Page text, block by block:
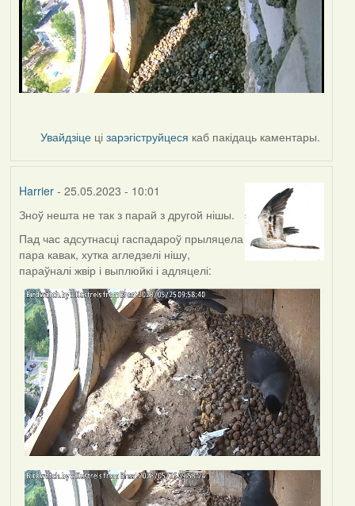
Увайдзіце цізарэгіструйцеся каб пакідаць каментары.
Harrier- 25.05.2023 - 10:01
Зноў нешта не так з парай з другой нішы.
Пад час адсутнасці гаспадароў прыляцела
пара кавак, хутка агледзелі нішу,
параўналі жвір і выплюйкі і адляцелі: